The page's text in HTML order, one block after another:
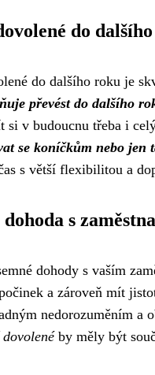
do
do dalšího roku je
převést do dalšího
si v budoucnu třeba i
se koníčkům nebo
s větší flexibilitou a
s
dohody s vaším
a zároveň mít
nedorozuměním a
by měly být